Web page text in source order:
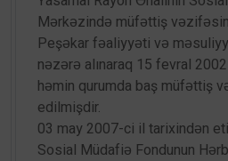
Mərkəzində müfəttiş
Peşəkar fəaliyyəti və
nəzərə alınaraq 15 fevral
həmin qurumda baş müfəttiş
edilmişdir.
03 may 2007-ci il tarixindən
Sosial Müdafiə Fondunun